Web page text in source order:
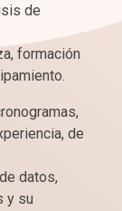
de
formación
de
datos,
y su